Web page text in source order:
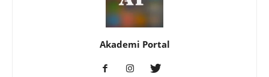
Akademi Portal